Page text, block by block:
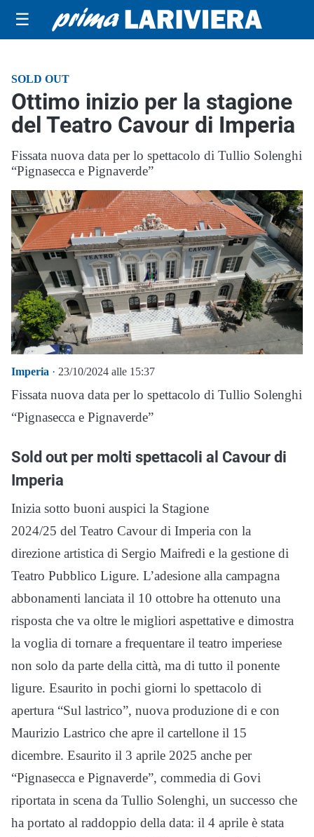
☰
SOLD OUT
Ottimo inizio per la stagione
del Teatro Cavour di Imperia
Fissata nuova data per lo spettacolo di Tullio Solenghi
“Pignasecca e Pignaverde”
Imperia · 23/10/2024 alle 15:37
Fissata nuova data per lo spettacolo di Tullio Solenghi
“Pignasecca e Pignaverde”
Sold out per molti spettacoli al Cavour di
Imperia
Inizia sotto buoni auspici la Stagione
2024/25 del Teatro Cavour di Imperia con la
direzione artistica di Sergio Maifredi e la gestione di
Teatro Pubblico Ligure. L’adesione alla campagna
abbonamenti lanciata il 10 ottobre ha ottenuto una
risposta che va oltre le migliori aspettative e dimostra
la voglia di tornare a frequentare il teatro imperiese
non solo da parte della città, ma di tutto il ponente
ligure. Esaurito in pochi giorni lo spettacolo di
apertura “Sul lastrico”, nuova produzione di e con
Maurizio Lastrico che apre il cartellone il 15
dicembre. Esaurito il 3 aprile 2025 anche per
“Pignasecca e Pignaverde”, commedia di Govi
riportata in scena da Tullio Solenghi, un successo che
ha portato al raddoppio della data: il 4 aprile è stata